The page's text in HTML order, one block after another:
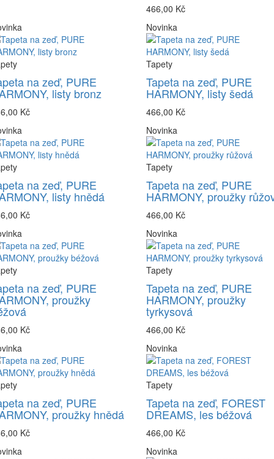
466,00 Kč
na zeď, PURE
listy bronz
Kč
Novinka
Tapety
Tapeta na zeď, PURE
HARMONY, listy šedá
466,00 Kč
na zeď, PURE
listy hnědá
Kč
Novinka
Tapety
Tapeta na zeď, PURE
HARMONY, proužky
466,00 Kč
na zeď, PURE
proužky
Kč
Novinka
Tapety
Tapeta na zeď, PURE
HARMONY, proužky
tyrkysová
466,00 Kč
na zeď, PURE
proužky hnědá
Kč
Novinka
Tapety
Tapeta na zeď, FOREST
DREAMS, les béžová
466,00 Kč
Novinka